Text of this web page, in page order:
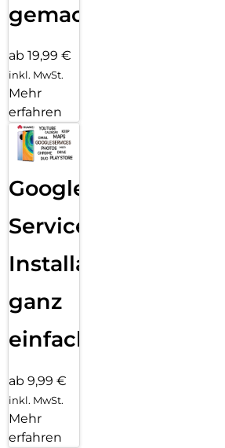
gemacht!
ab 19,99 €
inkl. MwSt.
Mehr
erfahren
Google
Services
Installation
ganz
einfach
ab 9,99 €
inkl. MwSt.
Mehr
erfahren